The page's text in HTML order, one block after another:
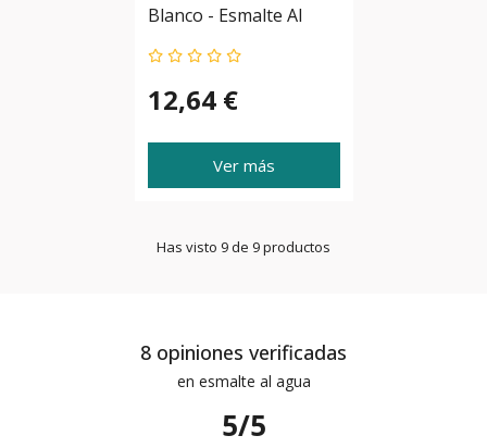
Blanco - Esmalte Al
Agua
12,64 €
Ver más
Has visto 9 de 9 productos
8 opiniones verificadas
en esmalte al agua
5/5